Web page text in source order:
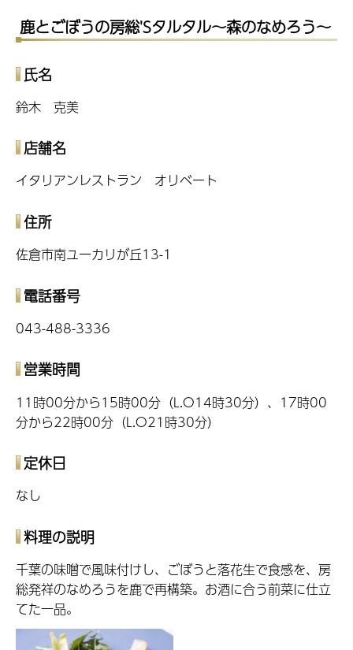
鹿とごぼうの房総'Sタルタル～森のなめろう～
氏名
鈴木 克美
店舗名
イタリアンレストラン オリベート
住所
佐倉市南ユーカリが丘13-1
電話番号
043-488-3336
営業時間
11時00分から15時00分（L.O14時30分）、17時00
分から22時00分（L.O21時30分）
定休日
なし
料理の説明
千葉の味噌で風味付けし、ごぼうと落花生で食感を、房
総発祥のなめろうを鹿で再構築。お酒に合う前菜に仕立
てた一品。